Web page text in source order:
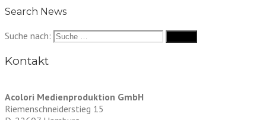
Search News
Suche nach:
Kontakt
Acolori Medienproduktion GmbH
Riemenschneiderstieg 15